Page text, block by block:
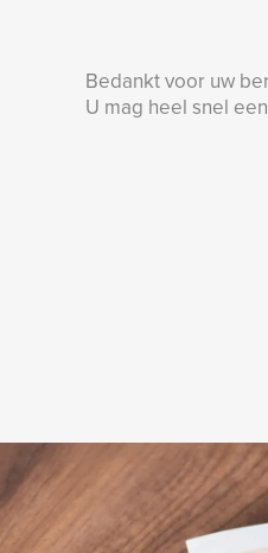
Bedankt voor uw
U mag heel snel